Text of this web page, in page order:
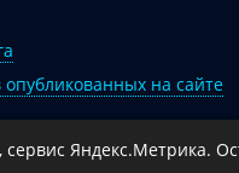
на сайте
Яндекс.Метрика.